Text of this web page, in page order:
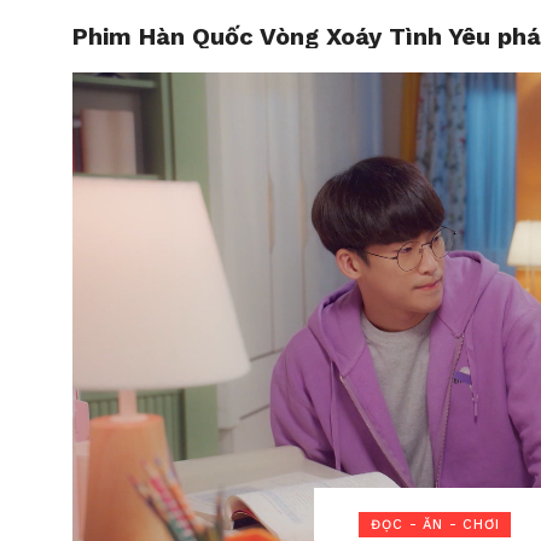
HOME
Phim Hàn Quốc Vòng Xoáy Tình Yêu
ĐỌC - ĂN - CHƠI